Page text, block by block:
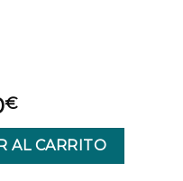
€
XROCO ROUGE
AL CARRITO